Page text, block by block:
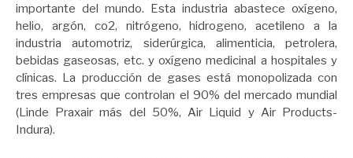
importante del mundo. Esta industria abastece oxígeno,
helio, argón, co2, nitrógeno, hidrogeno, acetileno a la
industria automotriz, siderúrgica, alimenticia, petrolera,
bebidas gaseosas, etc. y oxígeno medicinal a hospitales y
clínicas. La producción de gases está monopolizada con
tres empresas que controlan el 90% del mercado mundial
(Linde Praxair más del 50%, Air Liquid y Air Products-
Indura).